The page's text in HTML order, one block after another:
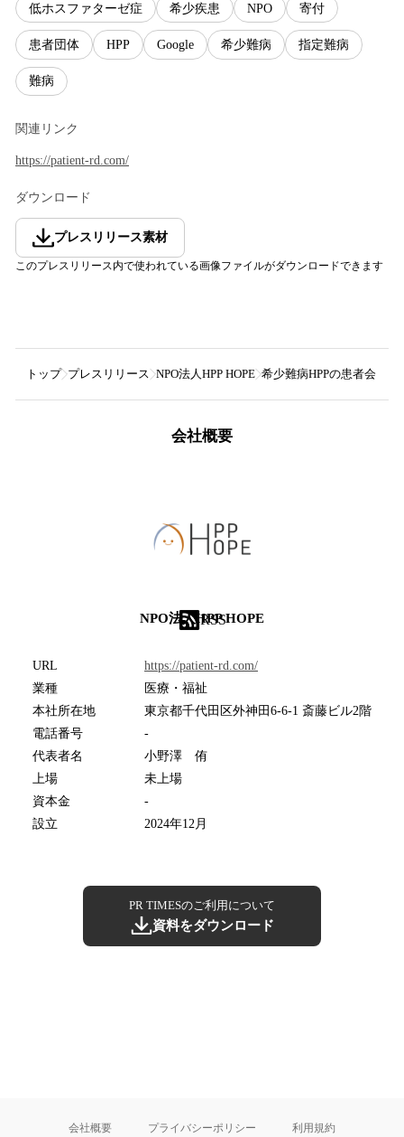
低ホスファターゼ症 希少疾患 NPO 寄付
患者団体 HPP Google 希少難病 指定難病
難病
関連リンク
https://patient-rd.com/
ダウンロード
プレスリリース素材
このプレスリリース内で使われている画像ファイルがダウンロードできます
トップ プレスリリース NPO法人HPP HOPE 希少難病HPPの患者会「
会社概要
NPO法人HPP HOPE
RSS
URL
https://patient-rd.com/
業種
医療・福祉
本社所在地
東京都千代田区外神田6-6-1 斎藤ビル2階
電話番号
-
代表者名
小野澤 侑
上場
未上場
資本金
-
設立
2024年12月
PR TIMESのご利用について
資料をダウンロード
会社概要 プライバシーポリシー 利用規約